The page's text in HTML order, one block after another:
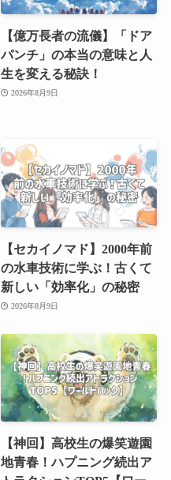
【億万長者の流儀】「ドア
パンチ」の本当の意味と人
生を変える秘訣！
2026年8月9日
【セカイノマド】2000年前
の水車技術に学ぶ！古くて
新しい「効率化」の秘密
2026年8月9日
【神回】高校生の爆笑遊園
地青春！ハプニング続出ア